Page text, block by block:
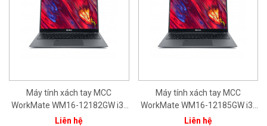
Máy tính xách tay MCC
WorkMate WM16-12182GW i3-
1215U/8GB/256GB/15.6''FHD/In
Liên hệ
Máy tính xách tay MCC
WorkMate WM16-12185GW i3-
1215U/8GB/512GB/15.6''FHD/In
Liên hệ